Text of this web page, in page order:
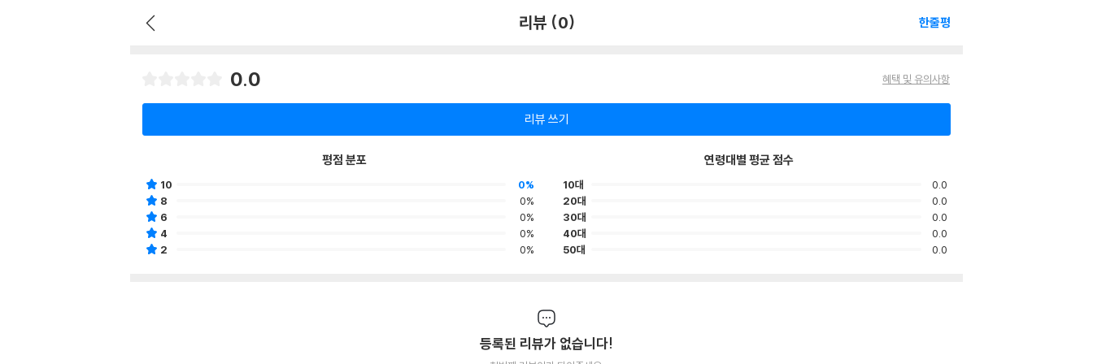
리뷰 (0) 한줄평
0.0 혜택 및 유의사항
리뷰 쓰기
평점 분포
10
0%
8
0%
6
0%
4
0%
2
0%
연령대별 평균 점수
10대
0.0
20대
0.0
30대
0.0
40대
0.0
50대
0.0
등록된 리뷰가 없습니다!